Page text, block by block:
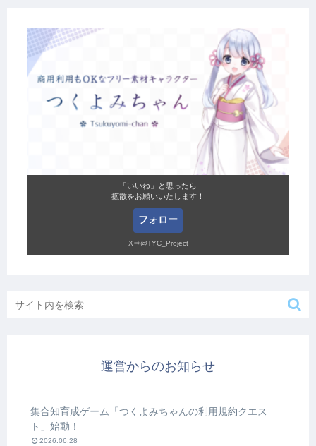
「いいね」と思ったら
拡散をお願いいたします！
フォロー
X⇒@TYC_Project
運営からのお知らせ
集合知育成ゲーム「つくよみちゃんの利用規約クエス
ト」始動！
2026.06.28